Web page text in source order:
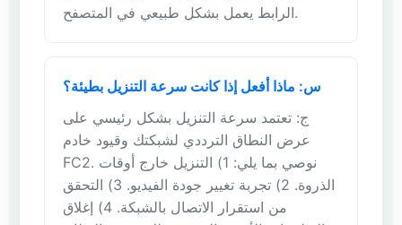
الرابط يعمل بشكل طبيعي في المتصفح.
س: ماذا أفعل إذا كانت سرعة التنزيل بطيئة؟
ج: تعتمد سرعة التنزيل بشكل رئيسي على
عرض النطاق الترددي لشبكتك وقيود خادم
FC2. نوصي بما يلي: 1) التنزيل خارج أوقات
الذروة. 2) تجربة تغيير جودة الفيديو. 3) التحقق
من استقرار الاتصال بالشبكة. 4) إغلاق